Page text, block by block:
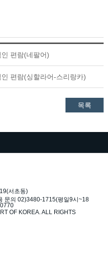
편람(네팔어)
편람(싱할라어-스리랑카)
목록
서초동)
문의 02)3480-1715(평일9시~18
OF KOREA. ALL RIGHTS